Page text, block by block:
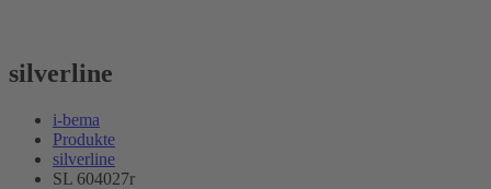
silverline
i-bema
Produkte
silverline
SL 604027r